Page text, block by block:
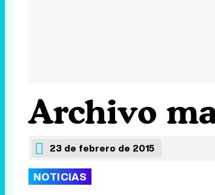
Archivo
23 de febrero de 2015
NOTICIAS